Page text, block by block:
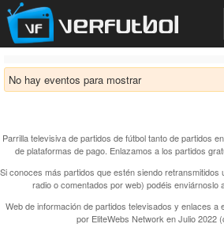
No hay eventos para mostrar
Parrilla televisiva de partidos de fútbol tanto de partidos
de plataformas de pago. Enlazamos a los partidos
Si conoces más partidos que estén siendo retransmitidos
radio o comentados por web) podéis enviárnoslo
Web de información de partidos televisados y enlaces a
por EliteWebs Network en Julio 2022